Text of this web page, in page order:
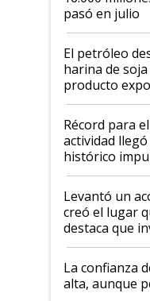
pasó en julio
El petróleo
harina de
producto
el agro
diez dólares y
liderazgo en
récord
Récord para
actividad
histórico
cosecha y las
Levantó un
creó el lugar
destaca que
kirchnerismo
plata a un hijo
Juan Félix
que de una
La confianza
alta, aunque